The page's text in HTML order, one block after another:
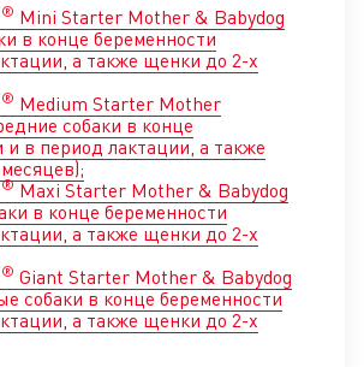
® Mini Starter Mother & Babydog
в конце беременности
а также щенки до 2-х
® Medium Starter Mother
собаки в конце
и в период лактации, а также
®Maxi Starter Mother & Babydog
в конце беременности
а также щенки до 2-х
® Giant Starter Mother & Babydog
собаки в конце беременности
а также щенки до 2-х